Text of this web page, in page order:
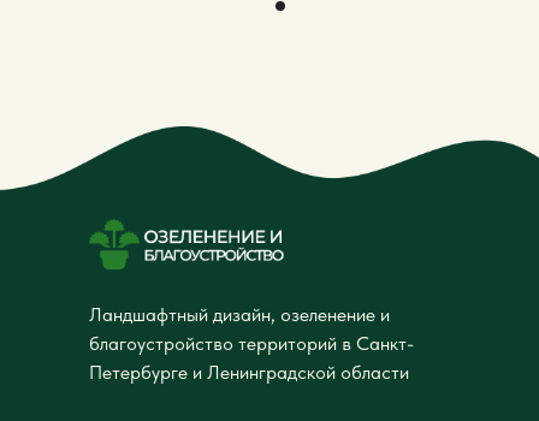
Ландшафтный дизайн, озеленение и
благоустройство территорий в Санкт-
Петербурге и Ленинградской области